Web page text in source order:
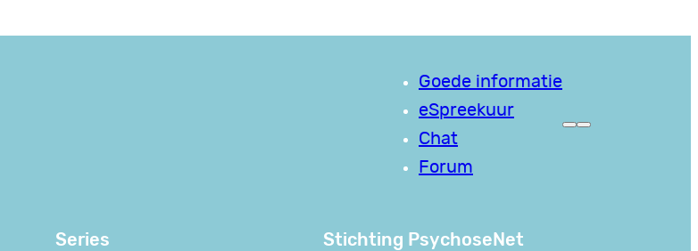
Goede informatie
eSpreekuur
Chat
Forum
Series Stichting PsychoseNet